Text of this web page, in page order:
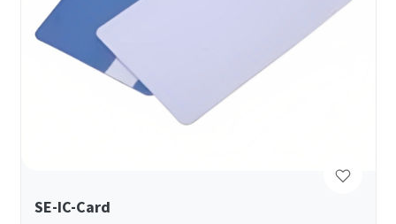
SE-IC-Card